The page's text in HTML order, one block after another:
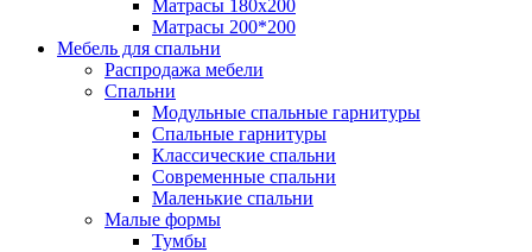
Матрасы 180x200
Матрасы 200*200
Мебель для спальни
Распродажа мебели
Спальни
Модульные спальные гарнитуры
Спальные гарнитуры
Классические спальни
Современные спальни
Маленькие спальни
Малые формы
Тумбы